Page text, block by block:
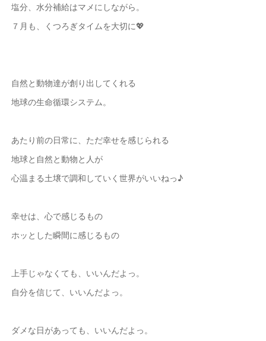
塩分、水分補給はマメにしながら。
７月も、くつろぎタイムを大切に💖
自然と動物達が創り出してくれる
地球の生命循環システム。
あたり前の日常に、ただ幸せを感じられる
地球と自然と動物と人が
心温まる土壌で調和していく世界がいいねっ♪
幸せは、心で感じるもの
ホッとした瞬間に感じるもの
上手じゃなくても、いいんだよっ。
自分を信じて、いいんだよっ。
ダメな日があっても、いいんだよっ。